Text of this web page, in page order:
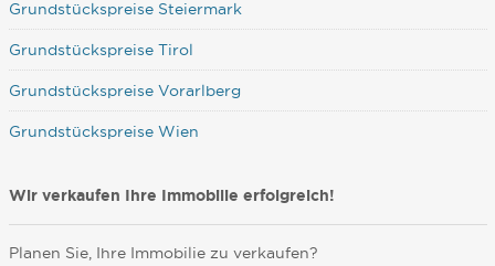
Grundstückspreise Steiermark
Grundstückspreise Tirol
Grundstückspreise Vorarlberg
Grundstückspreise Wien
Wir verkaufen Ihre Immobilie erfolgreich!
Planen Sie, Ihre Immobilie zu verkaufen?